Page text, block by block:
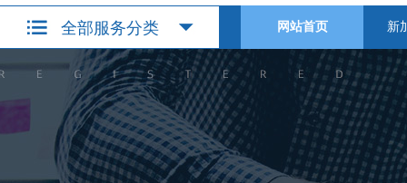
全部服务分类 网站首页 新